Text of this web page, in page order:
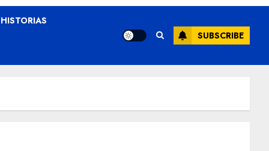
HISTORIAS
SUBSCRIBE